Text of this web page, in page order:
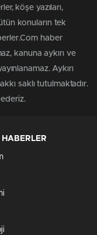
köşe yazıları,
konuların tek
haber
kanuna aykırı ve
Aykırı
saklı tutulmaktadır.
HABERLER